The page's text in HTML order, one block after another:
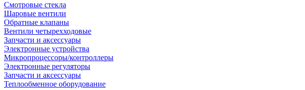
Смотровые стекла
Шаровые вентили
Обратные клапаны
Вентили четырехходовые
Запчасти и аксессуары
Электронные устройства
Микропроцессоры/контроллеры
Электронные регуляторы
Запчасти и аксессуары
Теплообменное оборудование